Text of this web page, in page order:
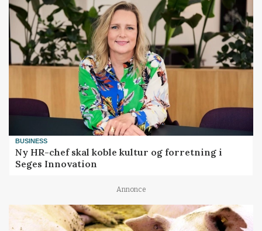
BUSINESS
Ny HR-chef skal koble kultur og forretning i
Seges Innovation
Annonce